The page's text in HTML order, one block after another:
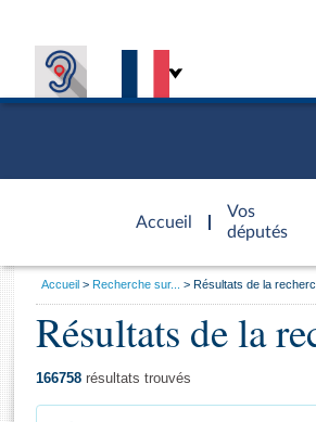
Accueil
d'accueil
Vos
députés
Général
Vous
Accueil Recherche sur... Résultats de la
Résultats de la
166758 résultats trouvés